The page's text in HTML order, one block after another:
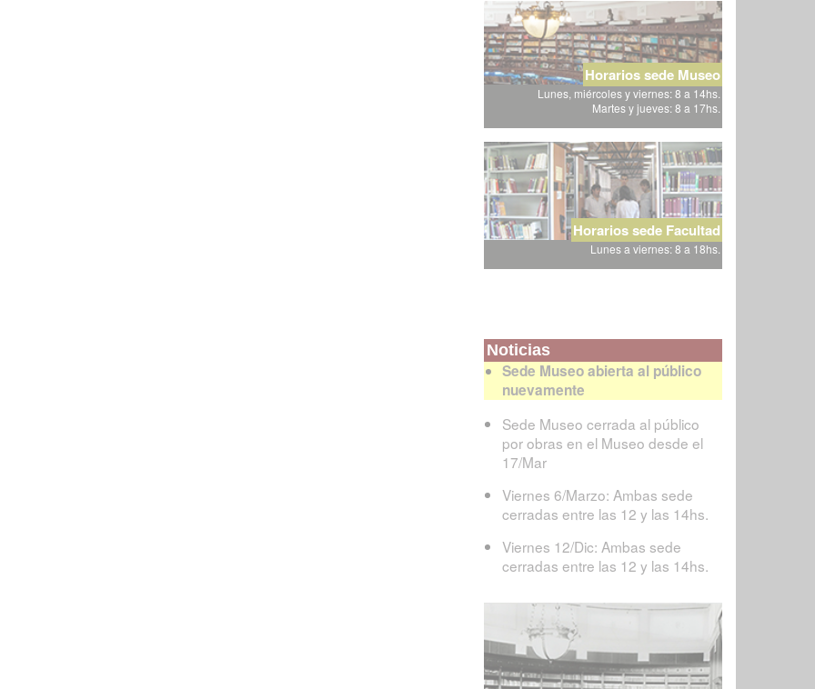
Horarios sede Museo
Lunes, miércoles y viernes: 8 a 14hs.
Martes y jueves: 8 a 17hs.
Horarios sede Facultad
Lunes a viernes: 8 a 18hs.
Noticias
Sede Museo abierta al público
nuevamente
Sede Museo cerrada al público
por obras en el Museo desde el
17/Mar
Viernes 6/Marzo: Ambas sede
cerradas entre las 12 y las 14hs.
Viernes 12/Dic: Ambas sede
cerradas entre las 12 y las 14hs.